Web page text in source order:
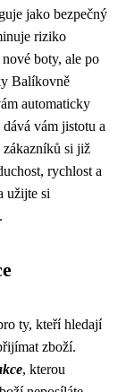
jako bezpečný
riziko
boty, ale po
Balíkovně
automaticky
dává vám jistotu a
si již
rychlost a
užijte si
ty, kteří hledají
zboží.
, kterou